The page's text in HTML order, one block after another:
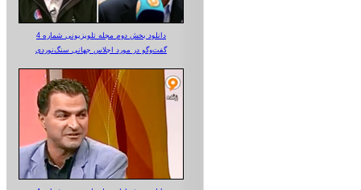
دانلود بخش دوم مجله تلویزیونی شماره 4
گفت‌وگو در مورد اجلاس جهانی سنگ‌نوردی